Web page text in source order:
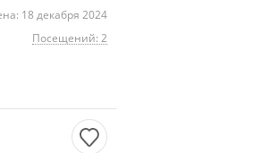
18 декабря 2024
Посещений: 2